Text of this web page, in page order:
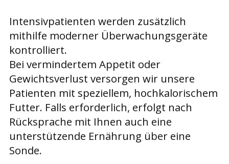
Intensivpatienten werden zusätzlich
mithilfe moderner Überwachungsgeräte
kontrolliert.
Bei vermindertem Appetit oder
Gewichtsverlust versorgen wir unsere
Patienten mit speziellem, hochkalorischem
Futter. Falls erforderlich, erfolgt nach
Rücksprache mit Ihnen auch eine
unterstützende Ernährung über eine
Sonde.